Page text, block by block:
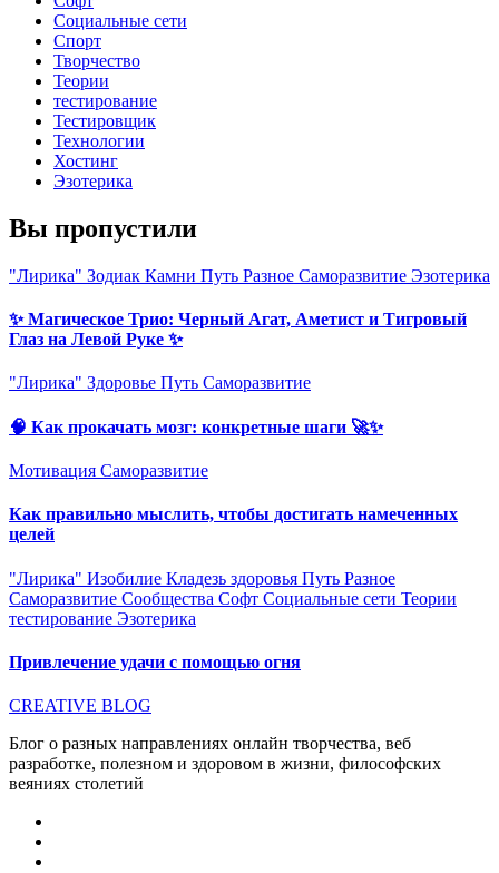
Социальные сети
Спорт
Творчество
Теории
тестирование
Тестировщик
Технологии
Хостинг
Эзотерика
Вы пропустили
"Лирика" Зодиак Камни Путь Разное Саморазвитие Эзотерика
✨ Магическое Трио: Черный Агат, Аметист и Тигровый
Глаз на Левой Руке ✨
"Лирика" Здоровье Путь Саморазвитие
🧠 Как прокачать мозг: конкретные шаги 🚀✨
Мотивация Саморазвитие
Как правильно мыслить, чтобы достигать намеченных
целей
"Лирика" Изобилие Кладезь здоровья Путь Разное
Саморазвитие Сообщества Софт Социальные сети Теории
тестирование Эзотерика
Привлечение удачи с помощью огня
CREATIVE BLOG
Блог о разных направлениях онлайн творчества, веб
разработке, полезном и здоровом в жизни, философских
веяниях столетий